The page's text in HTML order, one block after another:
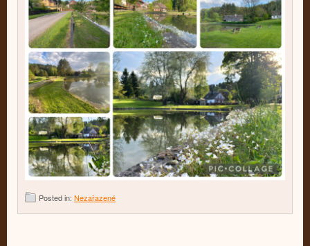
Posted in: Nezařazené